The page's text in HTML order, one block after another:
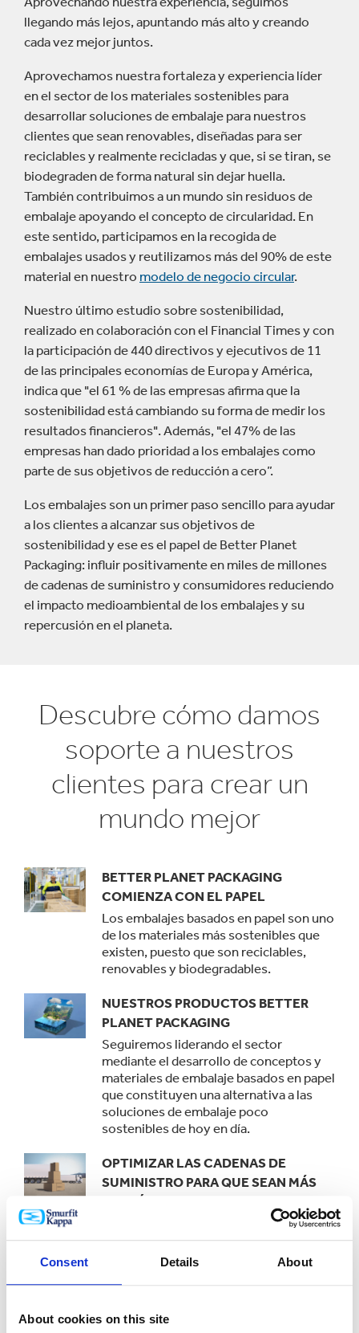
Consent Details About
About cookies on this site
llegando más lejos, apuntando más alto y creando
cada vez mejor juntos.
Aprovechamos nuestra fortaleza y experiencia líder
en el sector de los materiales sostenibles para
desarrollar soluciones de embalaje para nuestros
clientes que sean renovables, diseñadas para ser
reciclables y realmente recicladas y que, si se tiran, se
biodegraden de forma natural sin dejar huella.
También contribuimos a un mundo sin residuos de
embalaje apoyando el concepto de circularidad. En
este sentido, participamos en la recogida de
embalajes usados y reutilizamos más del 90% de este
material en nuestro modelo de negocio circular.
Nuestro último estudio sobre sostenibilidad,
realizado en colaboración con el Financial Times y con
la participación de 440 directivos y ejecutivos de 11
de las principales economías de Europa y América,
indica que "el 61 % de las empresas afirma que la
sostenibilidad está cambiando su forma de medir los
resultados financieros". Además, "el 47% de las
empresas han dado prioridad a los embalajes como
parte de sus objetivos de reducción a cero”.
Los embalajes son un primer paso sencillo para ayudar
a los clientes a alcanzar sus objetivos de
sostenibilidad y ese es el papel de Better Planet
Packaging: influir positivamente en miles de millones
de cadenas de suministro y consumidores reduciendo
el impacto medioambiental de los embalajes y su
repercusión en el planeta.
Descubre cómo damos
soporte a nuestros
clientes para crear un
mundo mejor
BETTER PLANET PACKAGING
COMIENZA CON EL PAPEL
Los embalajes basados en papel son uno
de los materiales más sostenibles que
existen, puesto que son reciclables,
renovables y biodegradables.
NUESTROS PRODUCTOS BETTER
PLANET PACKAGING
Seguiremos liderando el sector
mediante el desarrollo de conceptos y
materiales de embalaje basados en papel
que constituyen una alternativa a las
soluciones de embalaje poco
sostenibles de hoy en día.
OPTIMIZAR LAS CADENAS DE
SUMINISTRO PARA QUE SEAN MÁS
ECOLÓGICAS
Gracias a los amplios conocimientos
que poseemos en materia de embalajes
y de cadena de suministro nos permiten,
herramientas, determinar la huella de
su impacto medioambiental en la cadena